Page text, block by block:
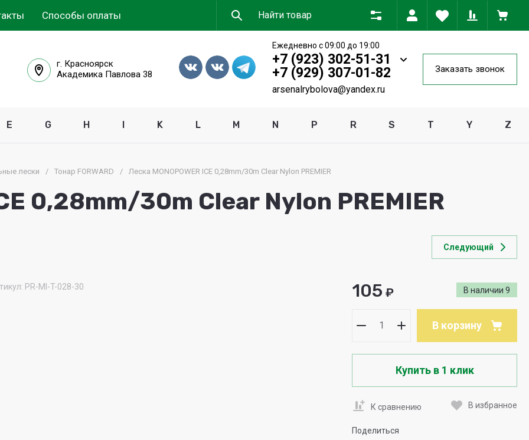
Способы оплаты
г. Красноярск
Академика Павлова 38
Ежедневно с 09:00 до 19:00
+7 (923) 302-51-31
+7 (929) 307-01-82
arsenalrybolova@yandex.ru
Заказать звонок
E G H I K L M N P R S T Y Z
лески / Тонар FORWARD / Леска MONOPOWER ICE 0,28mm/30m Clear Nylon PREMIER
0,28mm/30m Clear Nylon PREMIER
Следующий
PR-MI-T-028-30 В наличии 9
105 ₽
В корзину
Купить в 1 клик
К сравнению В избранное
Поделиться